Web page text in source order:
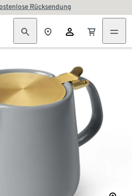
Rücksendung